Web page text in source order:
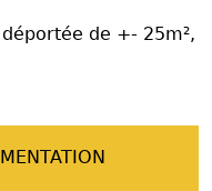
de +- 25m²,